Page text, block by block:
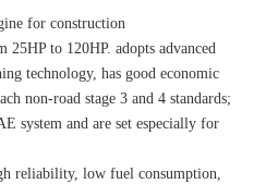
for construction
25HP to 120HP. adopts advanced
technology, has good economic
non-road stage 3 and 4 standards;
system and are set especially for
reliability, low fuel consumption,